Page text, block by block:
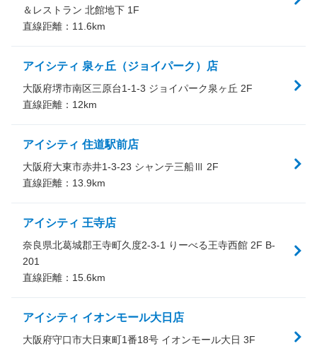
＆レストラン 北館地下 1F
直線距離： 11.6km
アイシティ 泉ヶ丘（ジョイパーク）店
大阪府堺市南区三原台1-1-3 ジョイパーク泉ヶ丘 2F
直線距離： 12km
アイシティ 住道駅前店
大阪府大東市赤井1-3-23 シャンテ三船Ⅲ 2F
直線距離： 13.9km
アイシティ 王寺店
奈良県北葛城郡王寺町久度2-3-1 りーべる王寺西館 2F B-
201
直線距離： 15.6km
アイシティ イオンモール大日店
大阪府守口市大日東町1番18号 イオンモール大日 3F